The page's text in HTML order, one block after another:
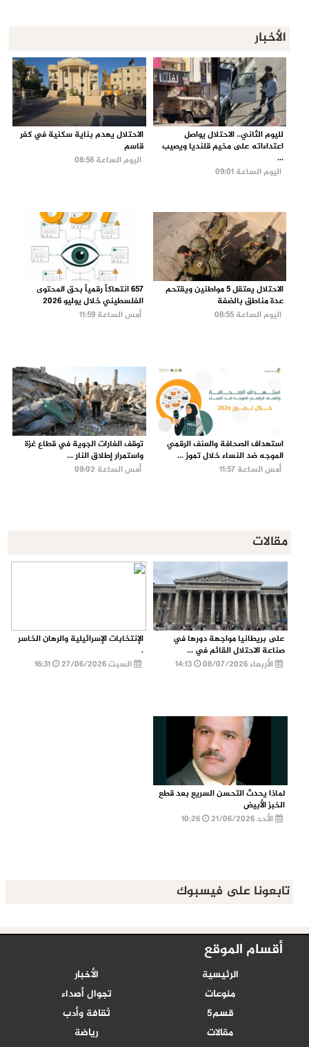
الأخبار
لليوم الثاني.. الاحتلال يواصل
اعتداءاته على مخيم قلنديا ويصيب
...
اليوم الساعة 09:01
الاحتلال يهدم بناية سكنية في كفر
قاسم
اليوم الساعة 08:58
الاحتلال يعتقل 5 مواطنين ويقتحم
عدة مناطق بالضفة
اليوم الساعة 08:55
657 انتهاكاً رقمياً بحق المحتوى
الفلسطيني خلال يوليو 2026
أمس الساعة 11:59
استهداف الصحافة والعنف الرقمي
الموجه ضد النساء خلال تموز ...
أمس الساعة 11:57
توقف الغارات الجوية في قطاع غزة
واستمرار إطلاق النار ...
أمس الساعة 09:02
مقالات
على بريطانيا مواجهة دورها في
صناعة الاحتلال القائم في ...
الأربعاء 08/07/2026
الإنتخابات الإسرائيلية والرهان الخاسر
.
السبت 27/06/2026
16:31
لماذا يحدث التحسن السريع بعد قطع
الخبز الأبيض
الأحد 21/06/2026
تابعونا على فيسبوك
أقسام الموقع
الرئيسية
الأخبار
منوعات
تجوال أصداء
قسم5
ثقافة وأدب
مقالات
رياضة